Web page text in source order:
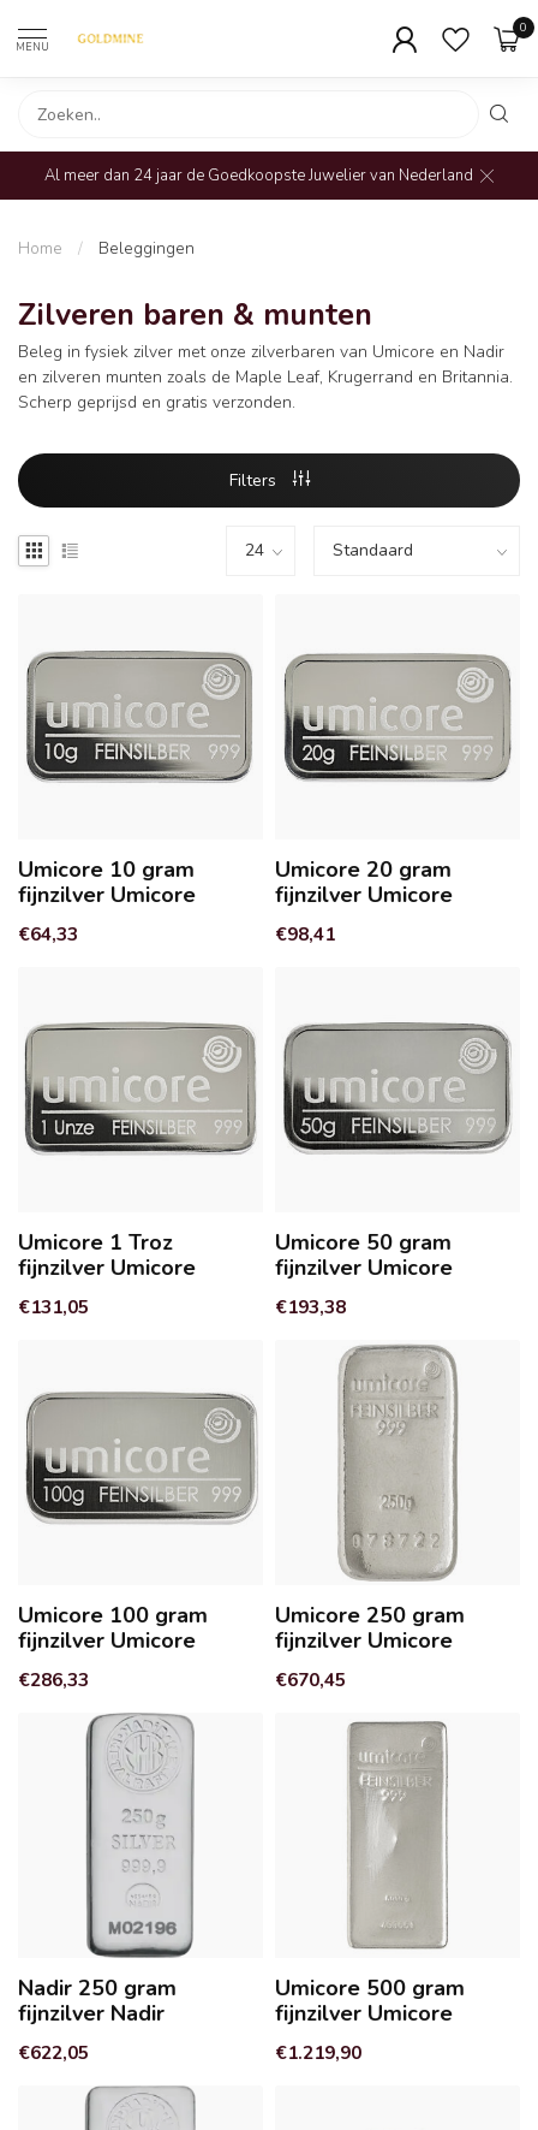
MENU
0
Al meer dan 24 jaar de Goedkoopste Juwelier van Nederland
Home / Beleggingen
Zilveren baren & munten
Beleg in fysiek zilver met onze zilverbaren van Umicore en Nadir
en zilveren munten zoals de Maple Leaf, Krugerrand en Britannia.
Scherp geprijsd en gratis verzonden.
Filters
Umicore 10 gram
fijnzilver Umicore
€64,33
Umicore 20 gram
fijnzilver Umicore
€98,41
Umicore 1 Troz
fijnzilver Umicore
€131,05
Umicore 50 gram
fijnzilver Umicore
€193,38
Umicore 100 gram
fijnzilver Umicore
€286,33
Umicore 250 gram
fijnzilver Umicore
€670,45
Nadir 250 gram
fijnzilver Nadir
€622,05
Umicore 500 gram
fijnzilver Umicore
€1.219,90